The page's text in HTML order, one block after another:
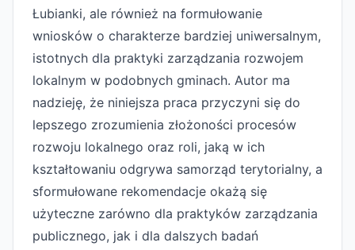
Łubianki, ale również na formułowanie
wniosków o charakterze bardziej uniwersalnym,
istotnych dla praktyki zarządzania rozwojem
lokalnym w podobnych gminach. Autor ma
nadzieję, że niniejsza praca przyczyni się do
lepszego zrozumienia złożoności procesów
rozwoju lokalnego oraz roli, jaką w ich
kształtowaniu odgrywa samorząd terytorialny, a
sformułowane rekomendacje okażą się
użyteczne zarówno dla praktyków zarządzania
publicznego, jak i dla dalszych badań